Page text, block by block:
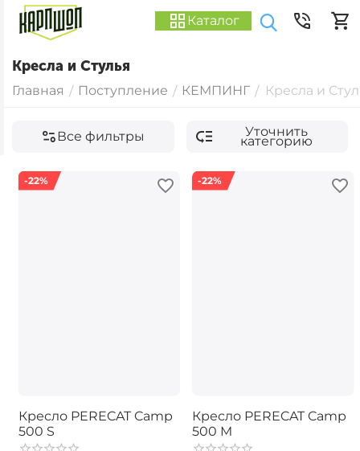
Каталог
Кресла и Стулья
Главная / Поступление / КЕМПИНГ / Кресла и
Все фильтры Уточнить
категорию
-22%
Кресло PERECAT Camp
500 S
-22%
Кресло PERECAT Camp
500 M